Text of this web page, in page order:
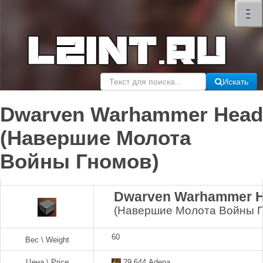
–
–
–
×
Искать
Dwarven Warhammer Head
(Навершие Молота
Войны Гномов)
Dwarven Warhammer
(Навершие Молота Войны
Вес \ Weight 60